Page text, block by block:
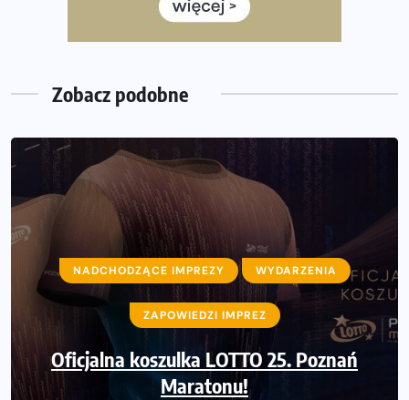
okazji trenować pod HYROX?
Jak zaplanować domowe cardio bez przepełniania
Zobacz podobne
NADCHODZĄCE IMPREZY WYDARZENIA
ZAPOWIEDZI IMPREZ
Oficjalna koszulka LOTTO 25. Poznań
Maratonu!